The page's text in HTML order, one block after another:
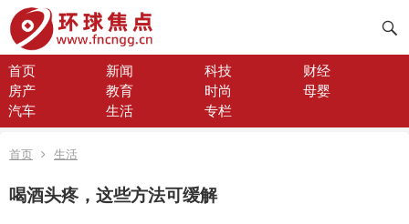
首页 新闻 科技
财经
房产
教育 时尚
母婴
汽车
生活 专栏
首页 生活
喝酒头疼，这些方法可缓解